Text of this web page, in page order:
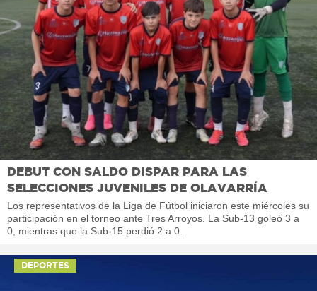
DEBUT CON SALDO DISPAR PARA LAS
SELECCIONES JUVENILES DE OLAVARRÍA
Los representativos de la Liga de Fútbol iniciaron este miércoles su
participación en el torneo ante Tres Arroyos. La Sub-13 goleó 3 a
0, mientras que la Sub-15 perdió 2 a 0.
DEPORTES